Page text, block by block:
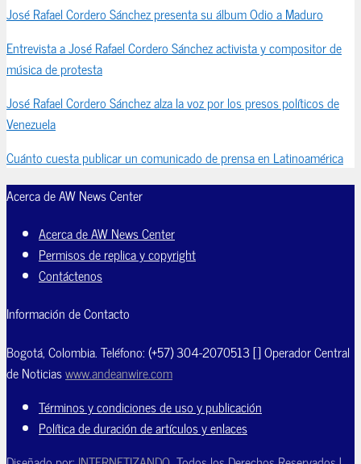
José Rafael Cordero Sánchez presenta su álbum Odio a Maduro
Entrevista a José Rafael Cordero Sánchez activista y compositor de
música de protesta
José Rafael Cordero Sánchez alza la voz por los presos políticos de
Venezuela
Cuánto cuesta publicar un comunicado de prensa en Latinoamérica
Acerca de AW News Center
Acerca de AW News Center
Permisos de replica y copyright
Contáctenos
Información de Contacto
Bogotá, Colombia. Teléfono: (+57) 304-2070513 [] Operador Central
de Noticiaswww.andeanwire.com
Términos y condiciones de uso y publicación
Política de duración de artículos y enlaces